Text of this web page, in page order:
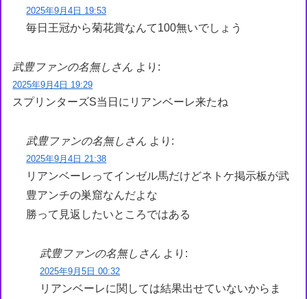
2025年9月4日 19:53
毎日王冠から菊花賞なんて100無いでしょう
武豊ファンの名無しさん より:
2025年9月4日 19:29
スプリンターズS当日にリアンベーレ来たね
武豊ファンの名無しさん より:
2025年9月4日 21:38
リアンベーレってインゼル馬だけどネトケ掲示板が武
豊アンチの巣窟なんだよな
勝って見返したいところではある
武豊ファンの名無しさん より:
2025年9月5日 00:32
リアンベーレに関しては結果出せていないからま